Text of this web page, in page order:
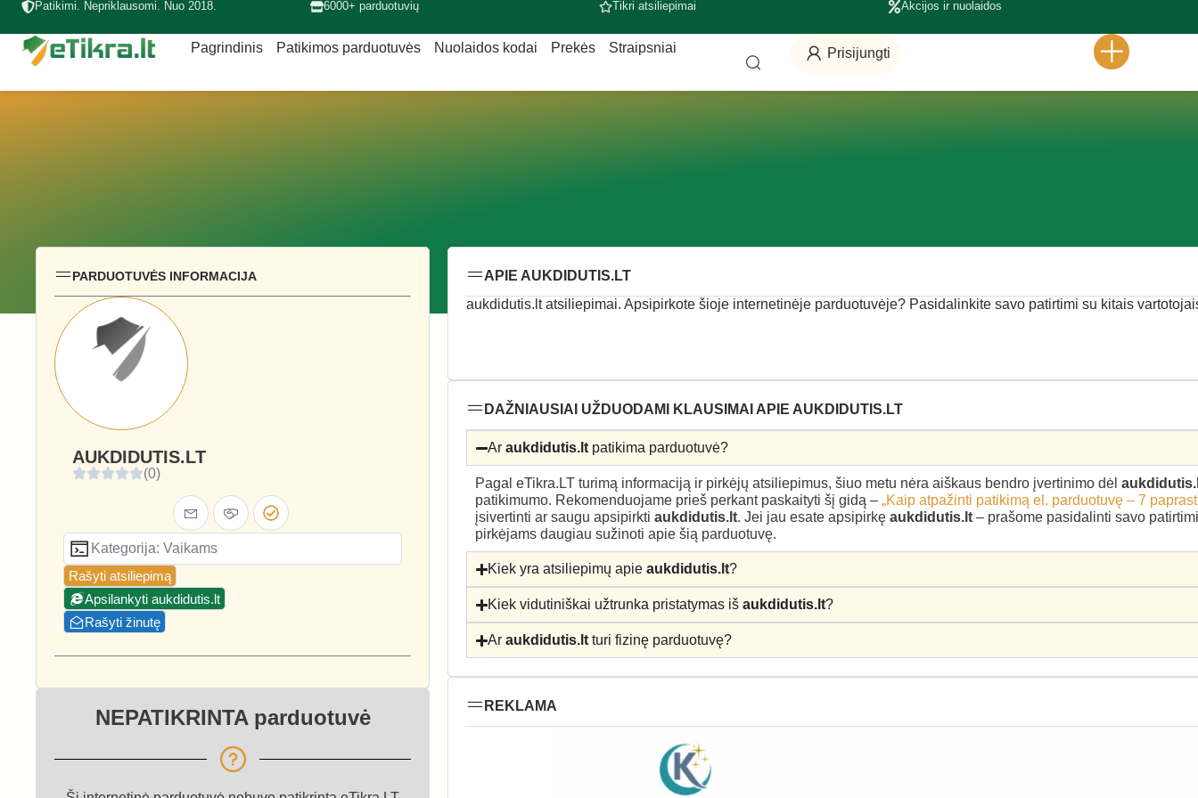
Patikimi. Nepriklausomi. Nuo 2018. 6000+ parduotuvių Tikri atsiliepimai Akcijos ir nuolaidos
Pagrindinis Patikimos parduotuvės Nuolaidos kodai Prekės Straipsniai Prisijungti
PARDUOTUVĖS INFORMACIJA
AUKDIDUTIS.LT
(0)
Kategorija: Vaikams
Rašyti atsiliepimą
Apsilankyti aukdidutis.lt
Rašyti žinutę
NEPATIKRINTA parduotuvė
APIE AUKDIDUTIS.LT
aukdidutis.lt atsiliepimai. Apsipirkote šioje internetinėje parduotuvėje? Pasidalinkite savo patirtimi su kitais
DAŽNIAUSIAI UŽDUODAMI KLAUSIMAI APIE AUKDIDUTIS.LT
Araukdidutis.lt patikima parduotuvė?
Pagal eTikra.LT turimą informaciją ir pirkėjų atsiliepimus, šiuo metu nėra aiškaus bendro įvertinimo dėl
patikimumo. Rekomenduojame prieš perkant paskaityti šį gidą – „Kaip atpažinti patikimą el. parduotuvę – 7
įsivertinti ar saugu apsipirkti aukdidutis.lt. Jei jau esate apsipirkę aukdidutis.lt – prašome pasidalinti savo
pirkėjams daugiau sužinoti apie šią parduotuvę.
Kiek yra atsiliepimų apieaukdidutis.lt?
Kiek vidutiniškai užtrunka pristatymas išaukdidutis.lt?
Araukdidutis.lt turi fizinę parduotuvę?
REKLAMA